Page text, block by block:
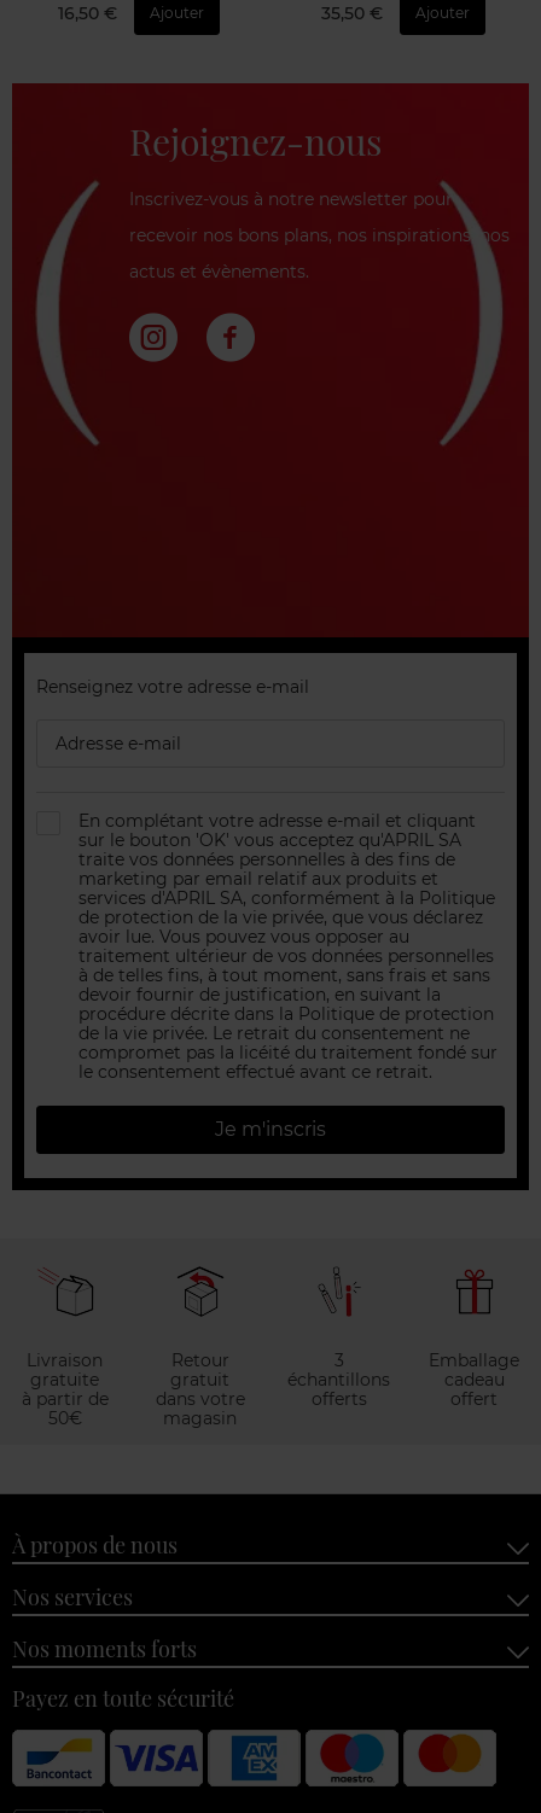
16,50 € Ajouter 35,50 € Ajouter
Rejoignez-nous
Inscrivez-vous à notre newsletter pour
recevoir nos bons plans, nos inspirations, nos
actus et évènements.
Renseignez votre adresse e-mail
En complétant votre adresse e-mail et cliquant
sur le bouton 'OK' vous acceptez qu'APRIL SA
traite vos données personnelles à des fins de
marketing par email relatif aux produits et
services d'APRIL SA, conformément à la Politique
de protection de la vie privée, que vous déclarez
avoir lue. Vous pouvez vous opposer au
traitement ultérieur de vos données personnelles
à de telles fins, à tout moment, sans frais et sans
devoir fournir de justification, en suivant la
procédure décrite dans la Politique de protection
de la vie privée. Le retrait du consentement ne
compromet pas la licéité du traitement fondé sur
le consentement effectué avant ce retrait.
Je m'inscris
Livraison
gratuite
à partir de
50€
Retour
gratuit
dans votre
magasin
3
échantillons
offerts
Emballage
cadeau
offert
À propos de nous
Nos services
Nos moments forts
Payez en toute sécurité